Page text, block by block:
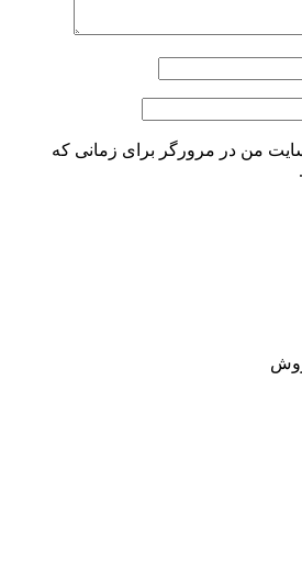
من در مرورگر برای زمانی که